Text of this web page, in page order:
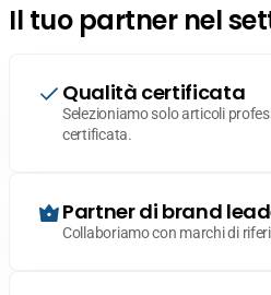
Il tuo partner nel
Qualità certificata
Selezioniamo solo articoli
certificata.
Partner di brand
Collaboriamo con marchi di